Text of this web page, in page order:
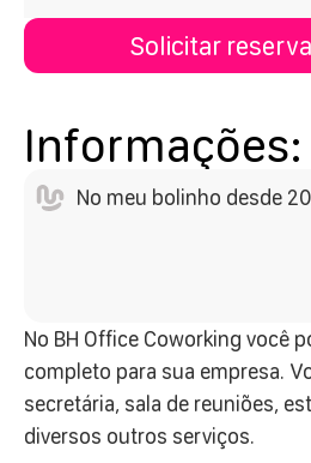
Solicitar
Informações:
No meu bolinho desde
No BH Office Coworking você
completo para sua empresa.
secretária, sala de reuniões,
diversos outros serviços.